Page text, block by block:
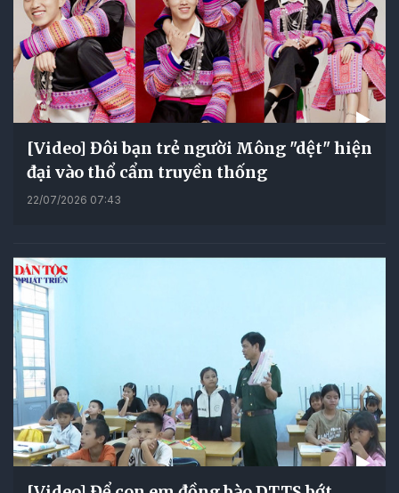
[Video] Đôi bạn trẻ người Mông "dệt" hiện
đại vào thổ cẩm truyền thống
22/07/2026 07:43